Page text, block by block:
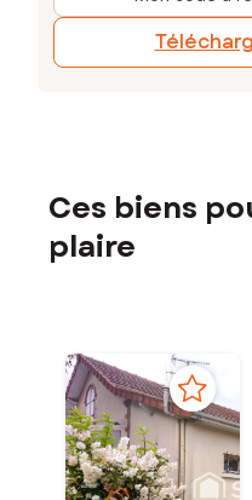
Ces biens
plaire